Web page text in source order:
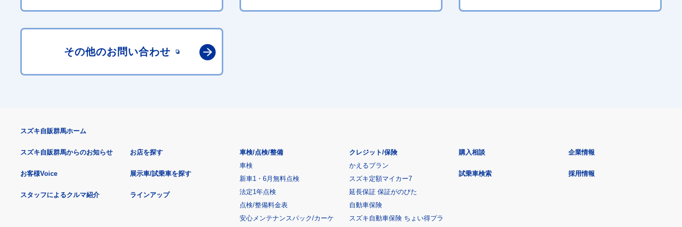
その他のお問い合わせ
スズキ自販群馬ホーム
スズキ自販群馬からのお知らせ
お客様Voice
スタッフによるクルマ紹介
お店を探す
展示車/試乗車を探す
ラインアップ
車検/点検/整備
車検
新車1・6月無料点検
法定1年点検
点検/整備料金表
安心メンテナンスパック/カーケ
クレジット/保険
かえるプラン
スズキ定額マイカー7
延長保証 保証がのびた
自動車保険
スズキ自動車保険 ちょい得プラ
購入相談
試乗車検索
企業情報
採用情報